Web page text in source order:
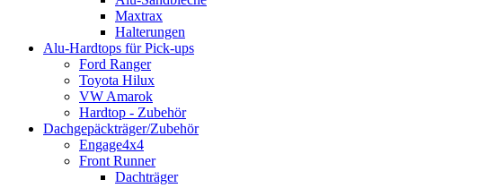
Maxtrax
Halterungen
Alu-Hardtops für Pick-ups
Ford Ranger
Toyota Hilux
VW Amarok
Hardtop - Zubehör
Dachgepäckträger/Zubehör
Engage4x4
Front Runner
Dachträger